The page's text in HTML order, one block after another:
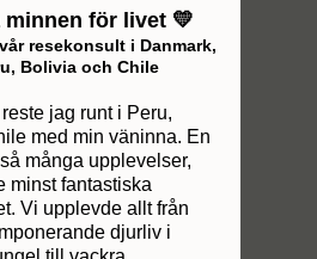
minnen för livet 💛
resekonsult i Danmark,
Bolivia och Chile
jag runt i Peru,
med min väninna. En
många upplevelser,
minst fantastiska
Vi upplevde allt från
djurliv i